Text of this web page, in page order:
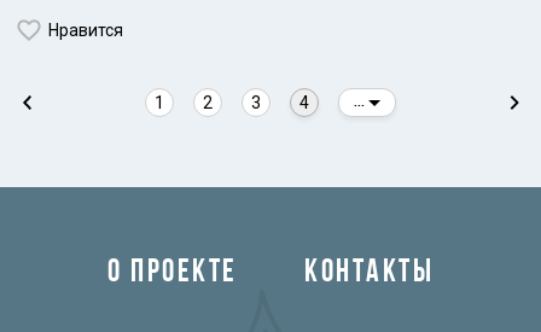
Нравится
1 2 3 4
О ПРОЕКТЕ КОНТАКТЫ